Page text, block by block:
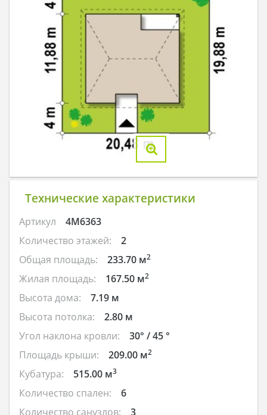
Технические характеристики
Артикул
4M6363
Количество этажей:
2
Общая площадь:
233.70 м2
Жилая площадь: 167.50 м2
Высота дома:
7.19 м
Высота потолка:
2.80 м
Угол наклона кровли:
30° / 45 °
Площадь крыши:
209.00 м2
Кубатура: 515.00 м3
Количество спален:
6
Количество санузлов:
3